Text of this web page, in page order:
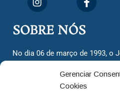
Gerenciar
Cookies
SOBRE NÓS
No dia 06 de março de 1993, o
cidadãos valinhenses, já que
dois jornais. Há mais de 30